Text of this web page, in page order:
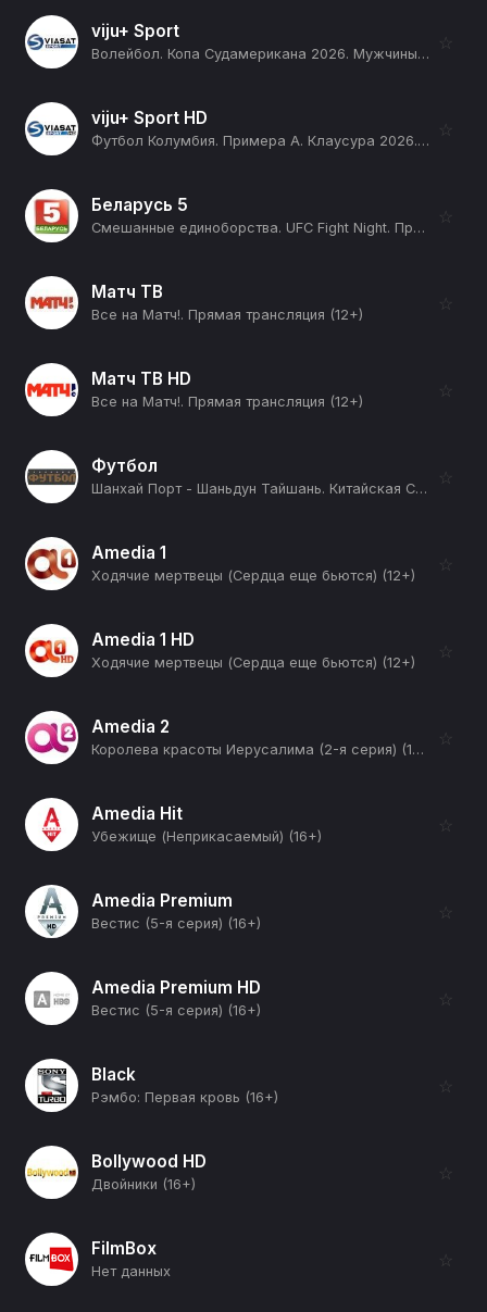
viju+ Sport
Волейбол. Копа Судамерикана 2026. Мужчины. День 4. Полуфинал 1. Прямая трансляция (12+)
☆
viju+ Sport HD
Футбол Колумбия. Примера А. Клаусура 2026. 1 тур. Депортиво Толима - Жуниор (12+)
☆
Беларусь 5
Смешанные единоборства. UFC Fight Night. Прямая трансляция (12+)
☆
Матч ТВ
Все на Матч!. Прямая трансляция (12+)
☆
Матч ТВ HD
Все на Матч!. Прямая трансляция (12+)
☆
Футбол
Шанхай Порт - Шаньдун Тайшань. Китайская Суперлига. Сезон 2026 (12+)
☆
Amedia 1
Ходячие мертвецы (Сердца еще бьются) (12+)
☆
Amedia 1 HD
Ходячие мертвецы (Сердца еще бьются) (12+)
☆
Amedia 2
Королева красоты Иерусалима (2-я серия) (12+)
☆
Amedia Hit
Убежище (Неприкасаемый) (16+)
☆
Amedia Premium
Вестис (5-я серия) (16+)
☆
Amedia Premium HD
Вестис (5-я серия) (16+)
☆
Black
Рэмбо: Первая кровь (16+)
☆
Bollywood HD
Двойники (16+)
☆
FilmBox
Нет данных
☆